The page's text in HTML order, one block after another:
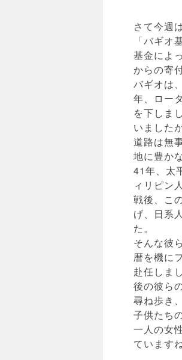
さて今週
「バギ
基金によ
からの寄
バギオは
年、ロー
を下しま
いました
道路は無
地に豊か
41年、太
ィリピン
戦後、こ
げ、日系
た。
そんな彼
暦を機に
赴任しま
後の彼ら
尋ね歩き
子供たち
一人の女
ていますね